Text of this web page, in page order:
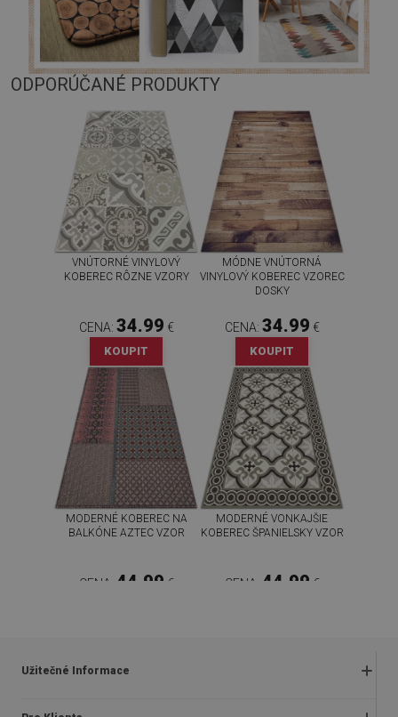
ODPORÚČANÉ PRODUKTY
VNÚTORNÉ VINYLOVÝ
KOBEREC RÔZNE VZORY
CENA: 34.99 €
KOUPIT
MÓDNE VNÚTORNÁ
VINYLOVÝ KOBEREC VZOREC
DOSKY
CENA: 34.99 €
KOUPIT
MODERNÉ KOBEREC NA
BALKÓNE AZTEC VZOR
CENA: 44.99 €
MODERNÉ VONKAJŠIE
KOBEREC ŠPANIELSKY VZOR
CENA: 44.99 €
Užitečné Informace
Obchodné podmienky